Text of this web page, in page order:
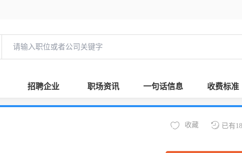
招聘企业 职场资讯 一句话信息 收费标准
已有
收藏